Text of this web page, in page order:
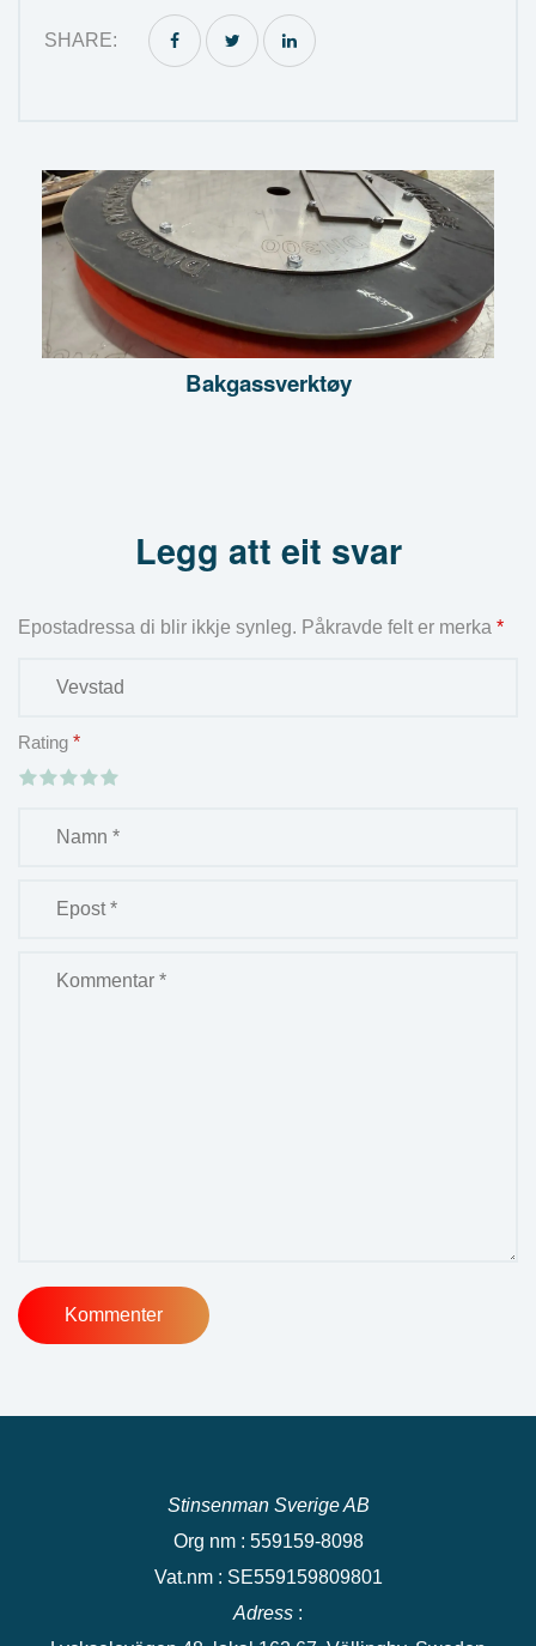
SHARE:
Bakgassverktøy
Legg att eit svar
Epostadressa di blir ikkje synleg. Påkravde felt er merka *
Rating *
Stinsenman Sverige AB
Org nm : 559159-8098
Vat.nm : SE559159809801
Adress :